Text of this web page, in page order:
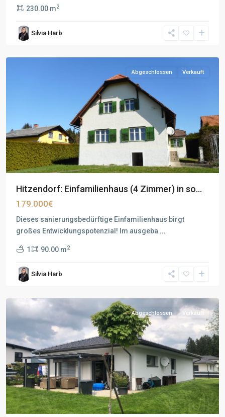
230.00 m2
Silvia Harb
Abgeschlossen Verkauft
Hitzendorf: Einfamilienhaus (4 Zimmer) in so...
179.000€
Dieses sanierungsbedürftige Einfamilienhaus birgt
großes Entwicklungspotenzial! Im ausgeba ...
1 90.00 m2
Silvia Harb
Abgeschlossen Verkauft